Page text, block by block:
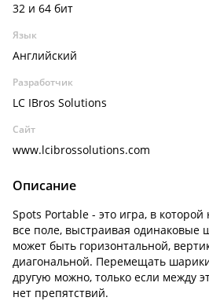
32 и 64 бит
Язык
Английский
Разработчик
LC IBros Solutions
Сайт
www.lcibrossolutions.com
Описание
Spots Portable - это игра, в
все поле, выстраивая
может быть горизонтальной,
диагональной. Перемещать
другую можно, только если между
нет препятствий.